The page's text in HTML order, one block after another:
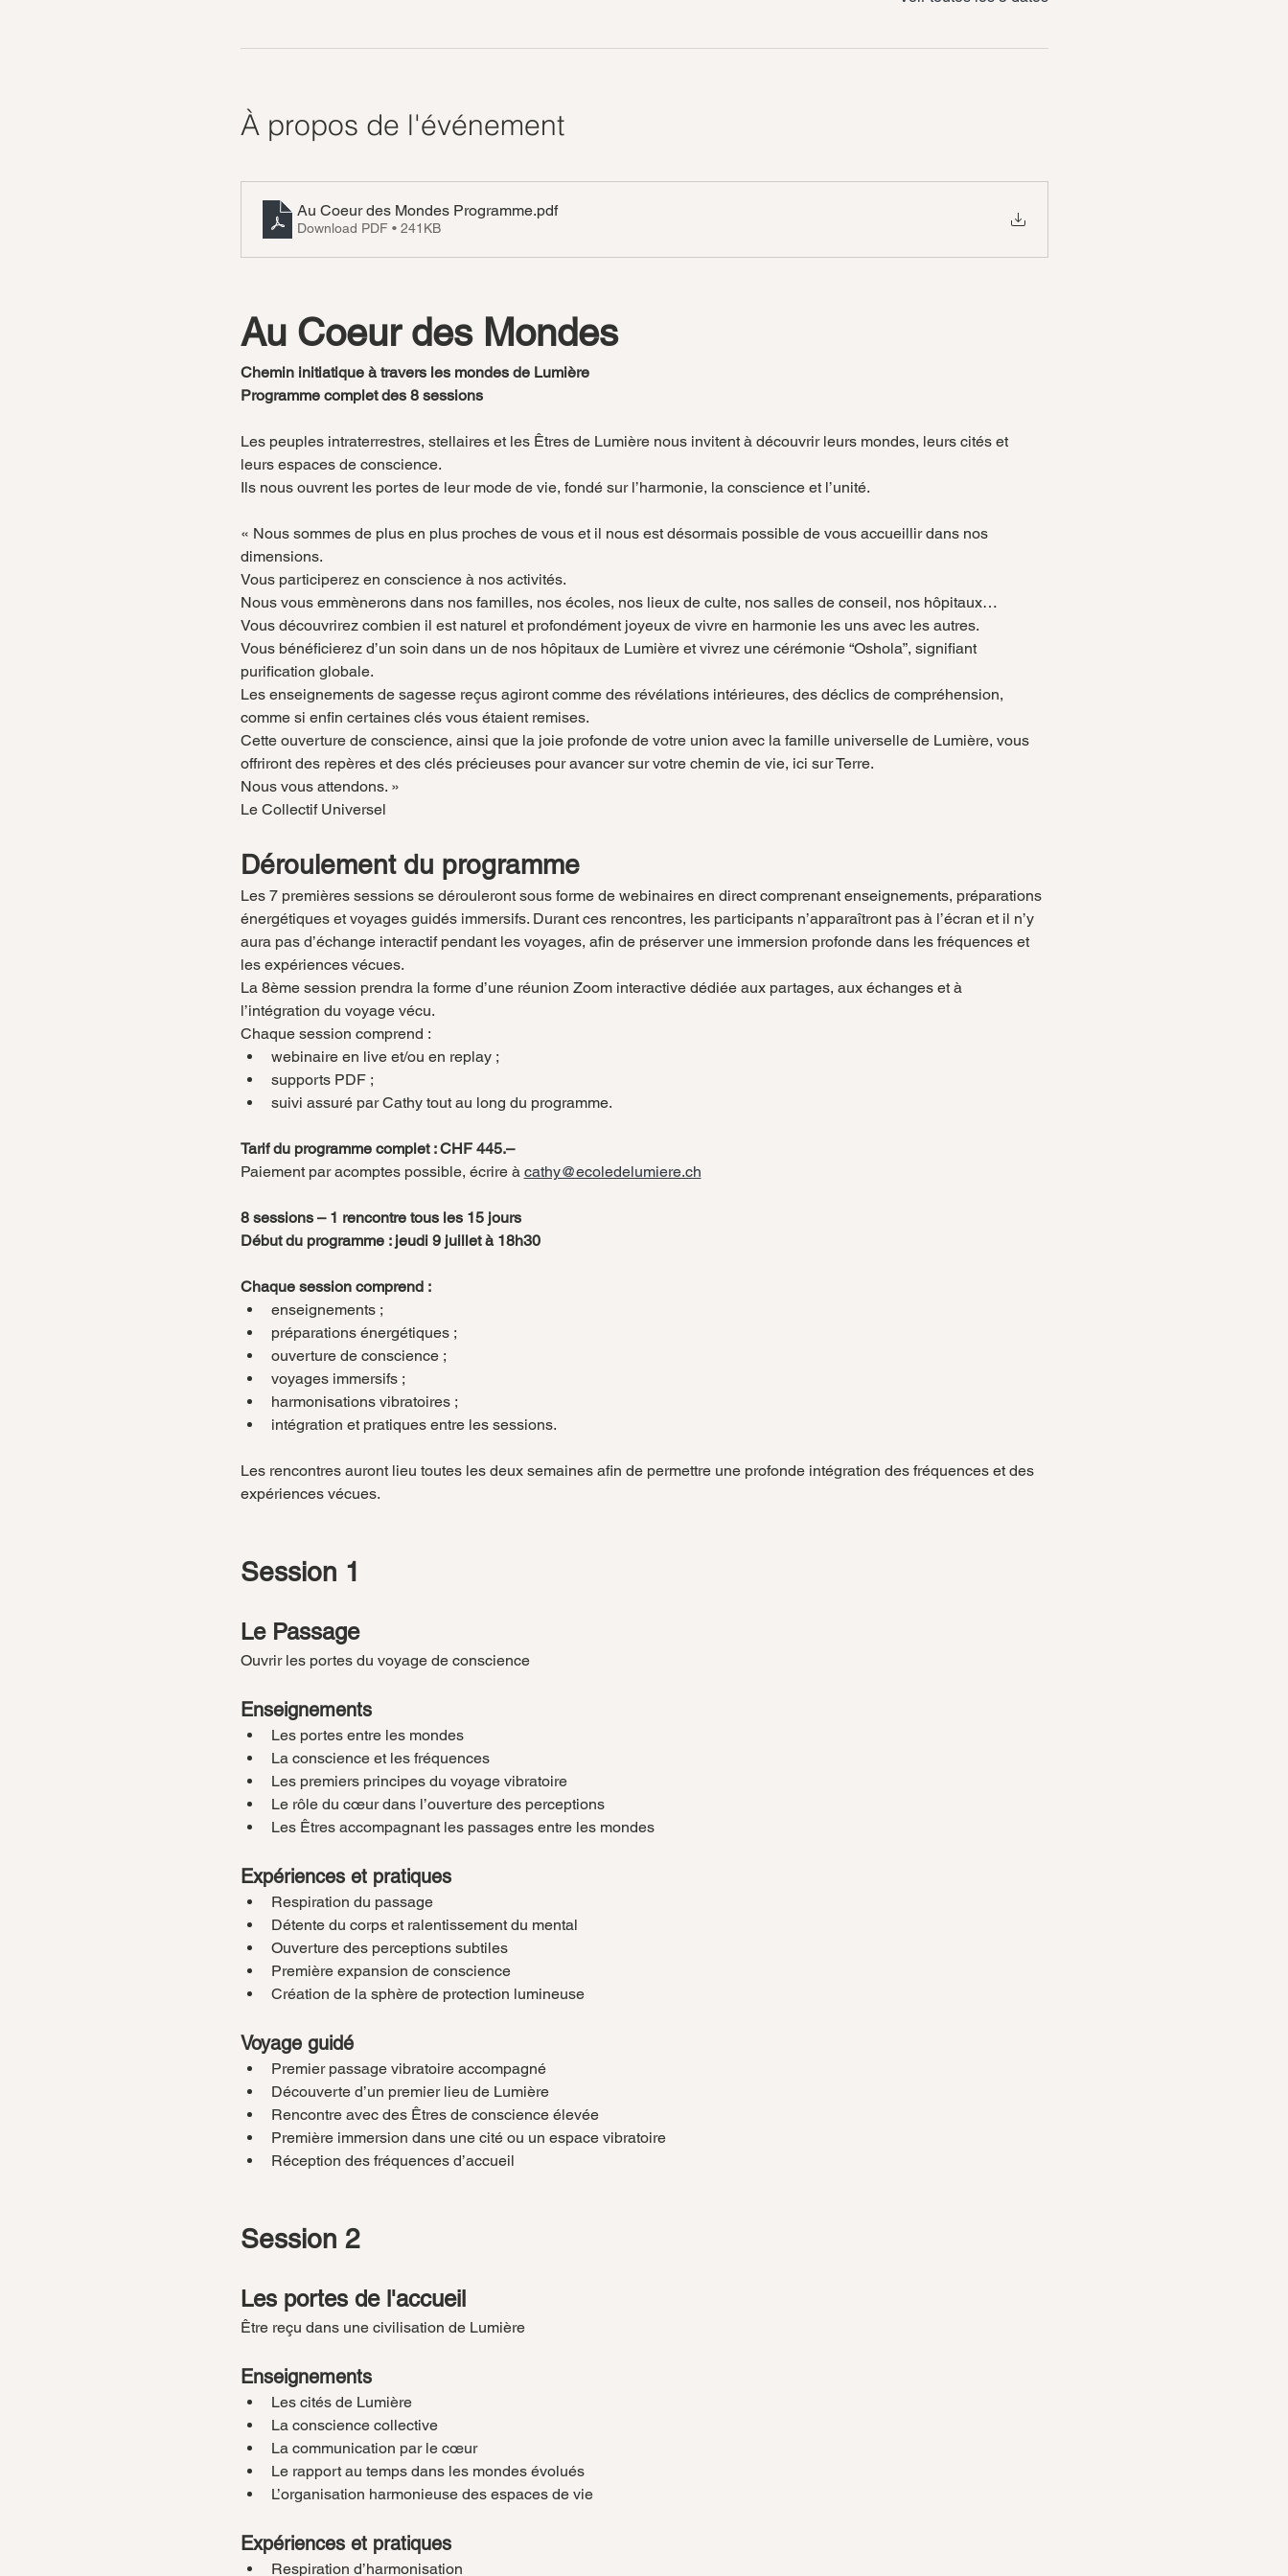
À propos de l'événement
Au Coeur des Mondes Programme.pdf
Download PDF • 241KB
Au Coeur des Mondes
Chemin initiatique à travers les mondes de Lumière
Programme complet des 8 sessions
Les peuples intraterrestres, stellaires et les Êtres de Lumière nous invitent à découvrir leurs mondes, leurs cités et
leurs espaces de conscience.
Ils nous ouvrent les portes de leur mode de vie, fondé sur l’harmonie, la conscience et l’unité.
« Nous sommes de plus en plus proches de vous et il nous est désormais possible de vous accueillir dans nos
dimensions.
Vous participerez en conscience à nos activités.
Nous vous emmènerons dans nos familles, nos écoles, nos lieux de culte, nos salles de conseil, nos hôpitaux…
Vous découvrirez combien il est naturel et profondément joyeux de vivre en harmonie les uns avec les autres.
Vous bénéficierez d’un soin dans un de nos hôpitaux de Lumière et vivrez une cérémonie “Oshola”, signifiant
purification globale.
Les enseignements de sagesse reçus agiront comme des révélations intérieures, des déclics de compréhension,
comme si enfin certaines clés vous étaient remises.
Cette ouverture de conscience, ainsi que la joie profonde de votre union avec la famille universelle de Lumière, vous
offriront des repères et des clés précieuses pour avancer sur votre chemin de vie, ici sur Terre.
Nous vous attendons. »
Le Collectif Universel
Déroulement du programme
Les 7 premières sessions se dérouleront sous forme de webinaires en direct comprenant enseignements, préparations
énergétiques et voyages guidés immersifs. Durant ces rencontres, les participants n’apparaîtront pas à l’écran et il n’y
aura pas d’échange interactif pendant les voyages, afin de préserver une immersion profonde dans les fréquences et
les expériences vécues.
La 8ème session prendra la forme d’une réunion Zoom interactive dédiée aux partages, aux échanges et à
l’intégration du voyage vécu.
Chaque session comprend :
webinaire en live et/ou en replay ;
supports PDF ;
suivi assuré par Cathy tout au long du programme.
Tarif du programme complet : CHF 445.–
Paiement par acomptes possible, écrire à cathy@ecoledelumiere.ch
8 sessions – 1 rencontre tous les 15 jours
Début du programme : jeudi 9 juillet à 18h30
Chaque session comprend :
enseignements ;
préparations énergétiques ;
ouverture de conscience ;
voyages immersifs ;
harmonisations vibratoires ;
intégration et pratiques entre les sessions.
Les rencontres auront lieu toutes les deux semaines afin de permettre une profonde intégration des fréquences et des
expériences vécues.
Session 1
Le Passage
Ouvrir les portes du voyage de conscience
Enseignements
Les portes entre les mondes
La conscience et les fréquences
Les premiers principes du voyage vibratoire
Le rôle du cœur dans l’ouverture des perceptions
Les Êtres accompagnant les passages entre les mondes
Expériences et pratiques
Respiration du passage
Détente du corps et ralentissement du mental
Ouverture des perceptions subtiles
Première expansion de conscience
Création de la sphère de protection lumineuse
Voyage guidé
Premier passage vibratoire accompagné
Découverte d’un premier lieu de Lumière
Rencontre avec des Êtres de conscience élevée
Première immersion dans une cité ou un espace vibratoire
Réception des fréquences d’accueil
Session 2
Les portes de l'accueil
Être reçu dans une civilisation de Lumière
Enseignements
Les cités de Lumière
La conscience collective
La communication par le cœur
Le rapport au temps dans les mondes évolués
L’organisation harmonieuse des espaces de vie
Expériences et pratiques
Respiration d’harmonisation